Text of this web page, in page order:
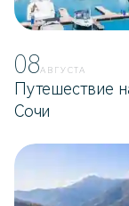
08АВГУСТА
Путешествие
Сочи